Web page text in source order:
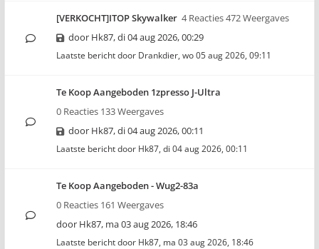
[VERKOCHT]ITOP Skywalker 4 Reacties 472 Weergaves
door Hk87,di 04 aug 2026, 00:29
Laatste bericht door Drankdier, wo 05 aug 2026, 09:11
Te Koop Aangeboden 1zpresso J-Ultra
0 Reacties 133 Weergaves
door Hk87,di 04 aug 2026, 00:11
Laatste bericht door Hk87, di 04 aug 2026, 00:11
Te Koop Aangeboden - Wug2-83a
0 Reacties 161 Weergaves
door Hk87, ma 03 aug 2026, 18:46
Laatste bericht door Hk87, ma 03 aug 2026, 18:46